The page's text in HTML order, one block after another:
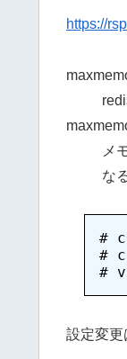
https://
メ
な
#
#
設定変更